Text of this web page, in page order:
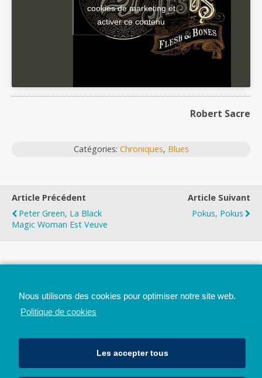
cookies de marketing et
activer ce contenu
Robert Sacre
Catégories: Chroniques, Blues
Article Précédent
Peter Green, La Black
Magic Woman Est Veuve
Article Suivant
Pokus, Pokus
Nous utilisons des cookies pour optimiser notre site web.
Politique de cookies
Les accepter tous